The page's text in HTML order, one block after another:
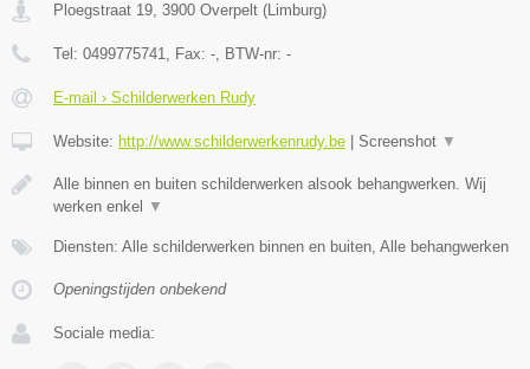
Ploegstraat 19, 3900 Overpelt (Limburg)
Tel: 0499775741, Fax: -, BTW-nr: -
E-mail › Schilderwerken Rudy
Website: http://www.schilderwerkenrudy.be Screenshot ▼
Alle binnen en buiten schilderwerken alsook behangwerken. Wij
werken enkel
▼
Diensten: Alle schilderwerken binnen en buiten, Alle behangwerken
Openingstijden onbekend
Sociale media: